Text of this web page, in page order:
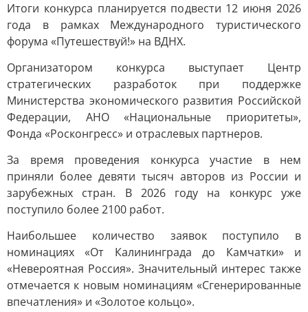
Итоги конкурса планируется подвести 12 июня 2026
года в рамках Международного туристического
форума «Путешествуй!» на ВДНХ.
Организатором конкурса выступает Центр
стратегических разработок при поддержке
Министерства экономического развития Российской
Федерации, АНО «Национальные приоритеты»,
Фонда «Росконгресс» и отраслевых партнеров.
За время проведения конкурса участие в нем
приняли более девяти тысяч авторов из России и
зарубежных стран. В 2026 году на конкурс уже
поступило более 2100 работ.
Наибольшее количество заявок поступило в
номинациях «От Калининграда до Камчатки» и
«Невероятная Россия». Значительный интерес также
отмечается к новым номинациям «Сгенерированные
впечатления» и «Золотое кольцо».